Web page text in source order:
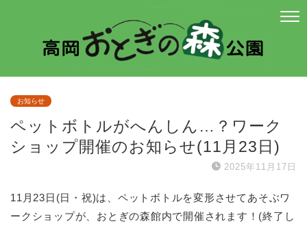
お知らせ
ペットボトルがへんしん…？ワーク
ショップ開催のお知らせ(11月23日)
2025年11月17日
11月23日(日・祝)は、ペットボトルを変形させてあそぶワ
ークショップが、おとぎの森館内で開催されます！(終了し